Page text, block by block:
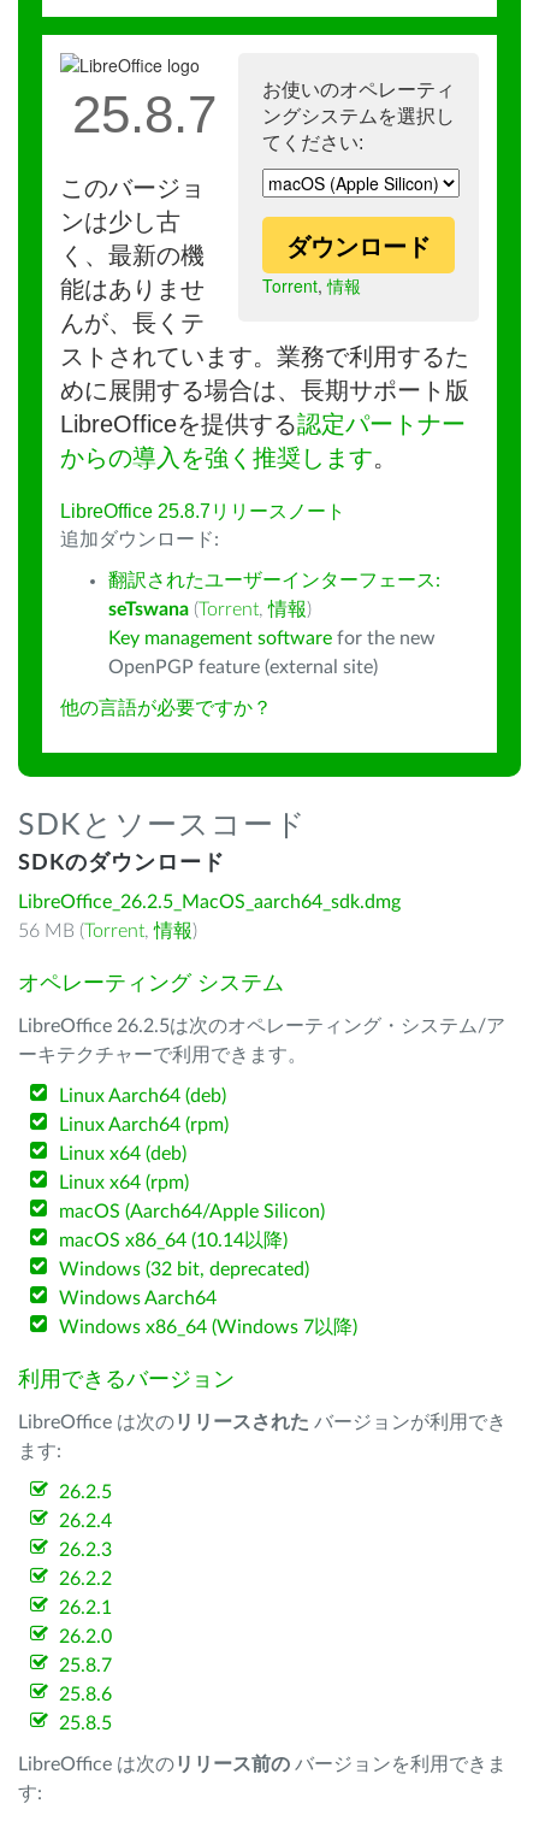
お使いのオペレーティ
ングシステムを選択し
てください:
ダウンロード
Torrent,情報
25.8.7
このバージョ
ンは少し古
く、最新の機
能はありませ
んが、長くテ
ストされています。業務で利用するた
めに展開する場合は、長期サポート版
LibreOfficeを提供する認定パートナー
からの導入を強く推奨します。
LibreOffice 25.8.7リリースノート
追加ダウンロード:
翻訳されたユーザーインターフェース:
seTswana (Torrent,情報)
Key management software for the new
OpenPGP feature (external site)
他の言語が必要ですか？
SDKとソースコード
SDKのダウンロード
LibreOffice_26.2.5_MacOS_aarch64_sdk.dmg
56 MB (Torrent,情報)
オペレーティング システム
LibreOffice 26.2.5は次のオペレーティング・システム/ア
ーキテクチャーで利用できます。
Linux Aarch64 (deb)
Linux Aarch64 (rpm)
Linux x64 (deb)
Linux x64 (rpm)
macOS (Aarch64/Apple Silicon)
macOS x86_64 (10.14以降)
Windows (32 bit, deprecated)
Windows Aarch64
Windows x86_64 (Windows 7以降)
利用できるバージョン
LibreOffice は次のリリースされた バージョンが利用でき
ます:
26.2.5
26.2.4
26.2.3
26.2.2
26.2.1
26.2.0
25.8.7
25.8.6
25.8.5
LibreOffice は次のリリース前の バージョンを利用できま
す: